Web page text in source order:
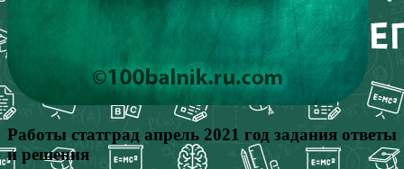
Работы статград апрель 2021 год задания ответы
и решения